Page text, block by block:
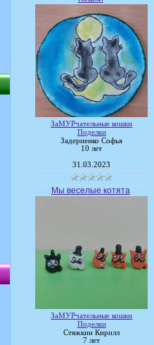
ЗаМУРчательные кошки
Поделки
Задериенко Софья
10 лет
31.03.2023
Мы веселые котята
ЗаМУРчательные кошки
Поделки
Стяжкин Кирилл
7 лет